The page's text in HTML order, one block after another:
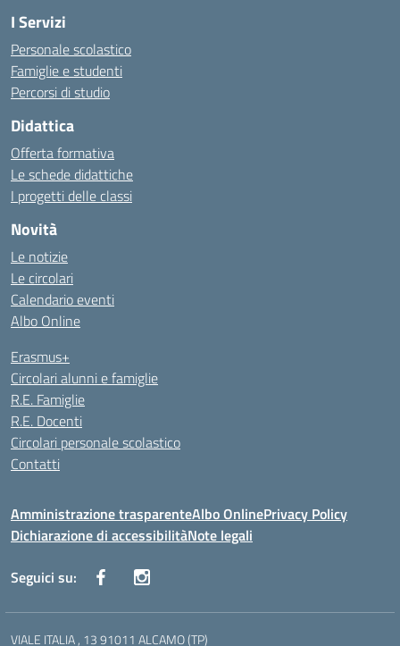
I Servizi
Personale scolastico
Famiglie e studenti
Percorsi di studio
Didattica
Offerta formativa
Le schede didattiche
I progetti delle classi
Novità
Le notizie
Le circolari
Calendario eventi
Albo Online
Erasmus+
Circolari alunni e famiglie
R.E. Famiglie
R.E. Docenti
Circolari personale scolastico
Contatti
Amministrazione trasparenteAlbo OnlinePrivacy Policy
Dichiarazione di accessibilitàNote legali
Seguici su:
VIALE ITALIA , 13 91011 ALCAMO (TP)